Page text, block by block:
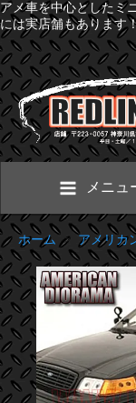
アメ車を中心としたミ
には実店舗もあります
メニュ
ホーム>アメリカ